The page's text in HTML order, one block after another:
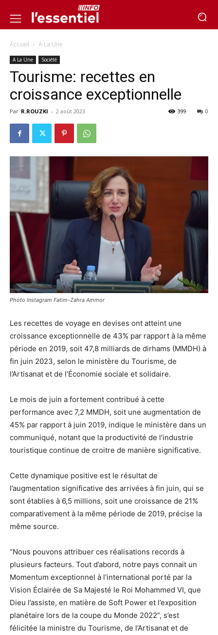
Accueil A La Une
A La Une Société
Tourisme: recettes en
croissance exceptionnelle
Par R.ROUZKI - 2 août 2023 0
399
Photo Instagram Fatim-Zahra Ammor
Les recettes de voyage en devises ont atteint une
croissance exceptionnelle de 43% par rapport à la même
période en 2019, soit 47,8 milliards de dirhams (MMDH) à
fin juin 2023, selon le ministère du Tourisme, de
l’Artisanat et de l’Économie sociale et solidaire.
Le mois de juin a fortement contribué à cette
performance avec 7,2 MMDH, soit une augmentation de
45% par rapport à juin 2019, indique le ministère dans un
communiqué, notant que la productivité de l’industrie
touristique continue de croitre de manière significative.
Cette dynamique positive est le résultat de
l’augmentation significative des arrivées à fin juin, qui se
sont établies à 6,5 millions, soit une croissance de 21%
comparativement à la même période de 2019, précise la
même source.
“Nous pouvons attribuer ces réalisations records à
plusieurs facteurs. Tout d’abord, notre pays connait un
Momentum exceptionnel à l’international porté par la
Vision Éclairée de Sa Majesté le Roi Mohammed VI, que
Dieu l’assiste, en matière de Soft Power et l’exposition
planétaire lors de la coupe du Monde 2022”, s’est
félicitée la ministre du Tourisme, de l’Artisanat et de